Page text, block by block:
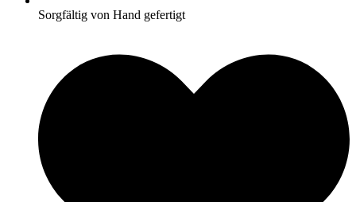
Sorgfältig von Hand gefertigt